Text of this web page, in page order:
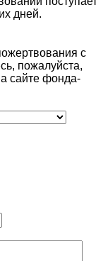
дней.
с
пожалуйста,
сайте фонда-